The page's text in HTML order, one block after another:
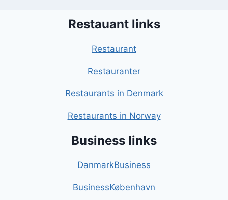
Restauant links
Restaurant
Restauranter
Restaurants in Denmark
Restaurants in Norway
Business links
DanmarkBusiness
BusinessKøbenhavn